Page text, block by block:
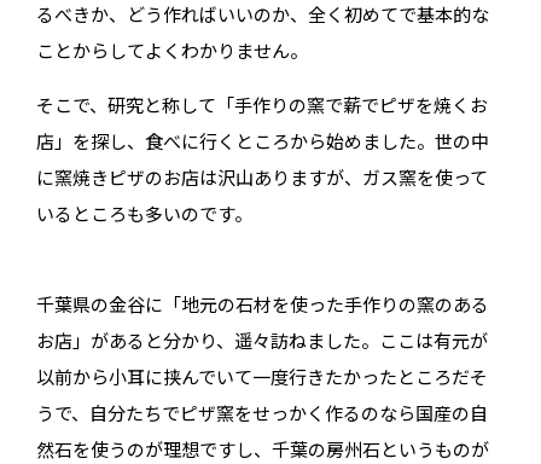
るべきか、どう作ればいいのか、全く初めてで基本的な
ことからしてよくわかりません。
そこで、研究と称して「手作りの窯で薪でピザを焼くお
店」を探し、食べに行くところから始めました。世の中
に窯焼きピザのお店は沢山ありますが、ガス窯を使って
いるところも多いのです。
千葉県の金谷に「地元の石材を使った手作りの窯のある
お店」があると分かり、遥々訪ねました。ここは有元が
以前から小耳に挟んでいて一度行きたかったところだそ
うで、自分たちでピザ窯をせっかく作るのなら国産の自
然石を使うのが理想ですし、千葉の房州石というものが